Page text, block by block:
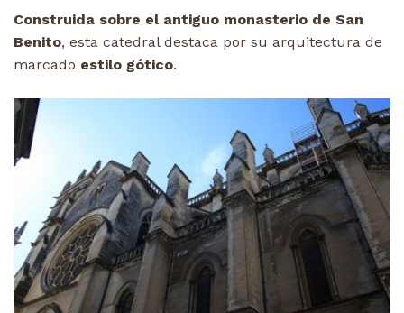
Construida sobre el antiguo monasterio de San
Benito, esta catedral destaca por su arquitectura de
marcado estilo gótico.